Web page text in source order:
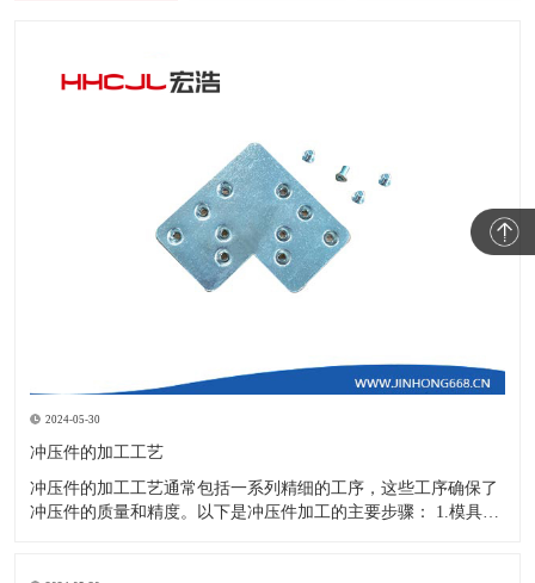
2024-05-30
冲压件的加工工艺
冲压件的加工工艺通常包括一系列精细的工序，这些工序确保了
冲压件的质量和精度。以下是冲压件加工的主要步骤： 1.模具设